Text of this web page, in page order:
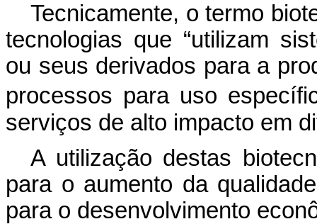
Tecnicamente, o termo
tecnologias que “utilizam
ou seus derivados para a
processos para uso
serviços de alto impacto em
A utilização destas
para o aumento da
para o desenvolvimento